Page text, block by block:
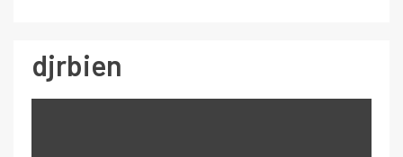
djrbien